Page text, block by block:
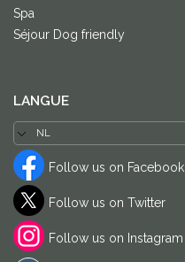
Spa
Séjour Dog friendly
LANGUE
Follow us on Facebook
Follow us on Twitter
Follow us on Instagram